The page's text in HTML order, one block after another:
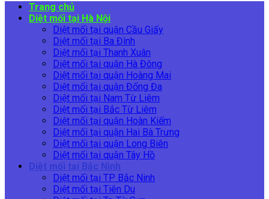
Trang chủ
Diệt mối tại Hà Nội
Diệt mối tại quận Cầu Giấy
Diệt mối tại Ba Đình
Diệt mối tại Thanh Xuân
Diệt mối tại quận Hà Đông
Diệt mối tại quận Hoàng Mai
Diệt mối tại quận Đống Đa
Diệt mối tại Nam Từ Liêm
Diệt mối tại Bắc Từ Liêm
Diệt mối tại quận Hoàn Kiếm
Diệt mối tại quận Hai Bà Trưng
Diệt mối tại quận Long Biên
Diệt mối tại quận Tây Hồ
Diệt mối tại Bắc Ninh
Diệt mối tại TP Bắc Ninh
Diệt mối tại Tiên Du